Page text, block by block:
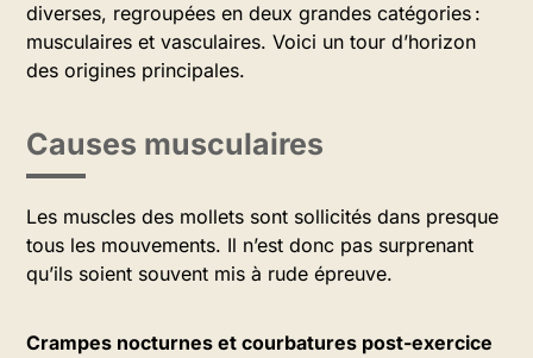
diverses, regroupées en deux grandes catégories :
musculaires et vasculaires. Voici un tour d’horizon
des origines principales.
Causes musculaires
Les muscles des mollets sont sollicités dans presque
tous les mouvements. Il n’est donc pas surprenant
qu’ils soient souvent mis à rude épreuve.
Crampes nocturnes et courbatures post-exercice